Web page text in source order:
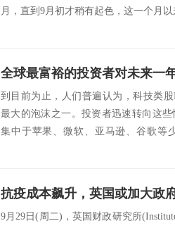
月，直到9月初才稍有起色，这一个月
全球最富裕的投资者对未来一
到目前为止，人们普遍认为，科技类
最大的泡沫之一。投资者迅速转向这
集中于苹果、微软、亚马逊、谷歌等
9月29日(周二)，英国财政研究所